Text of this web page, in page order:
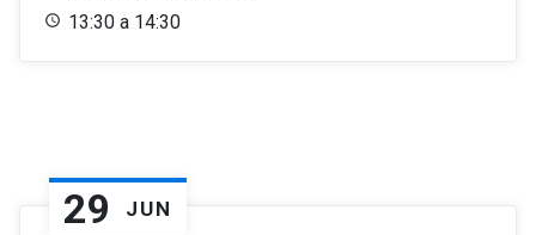
13:30 a 14:30
29 JUN